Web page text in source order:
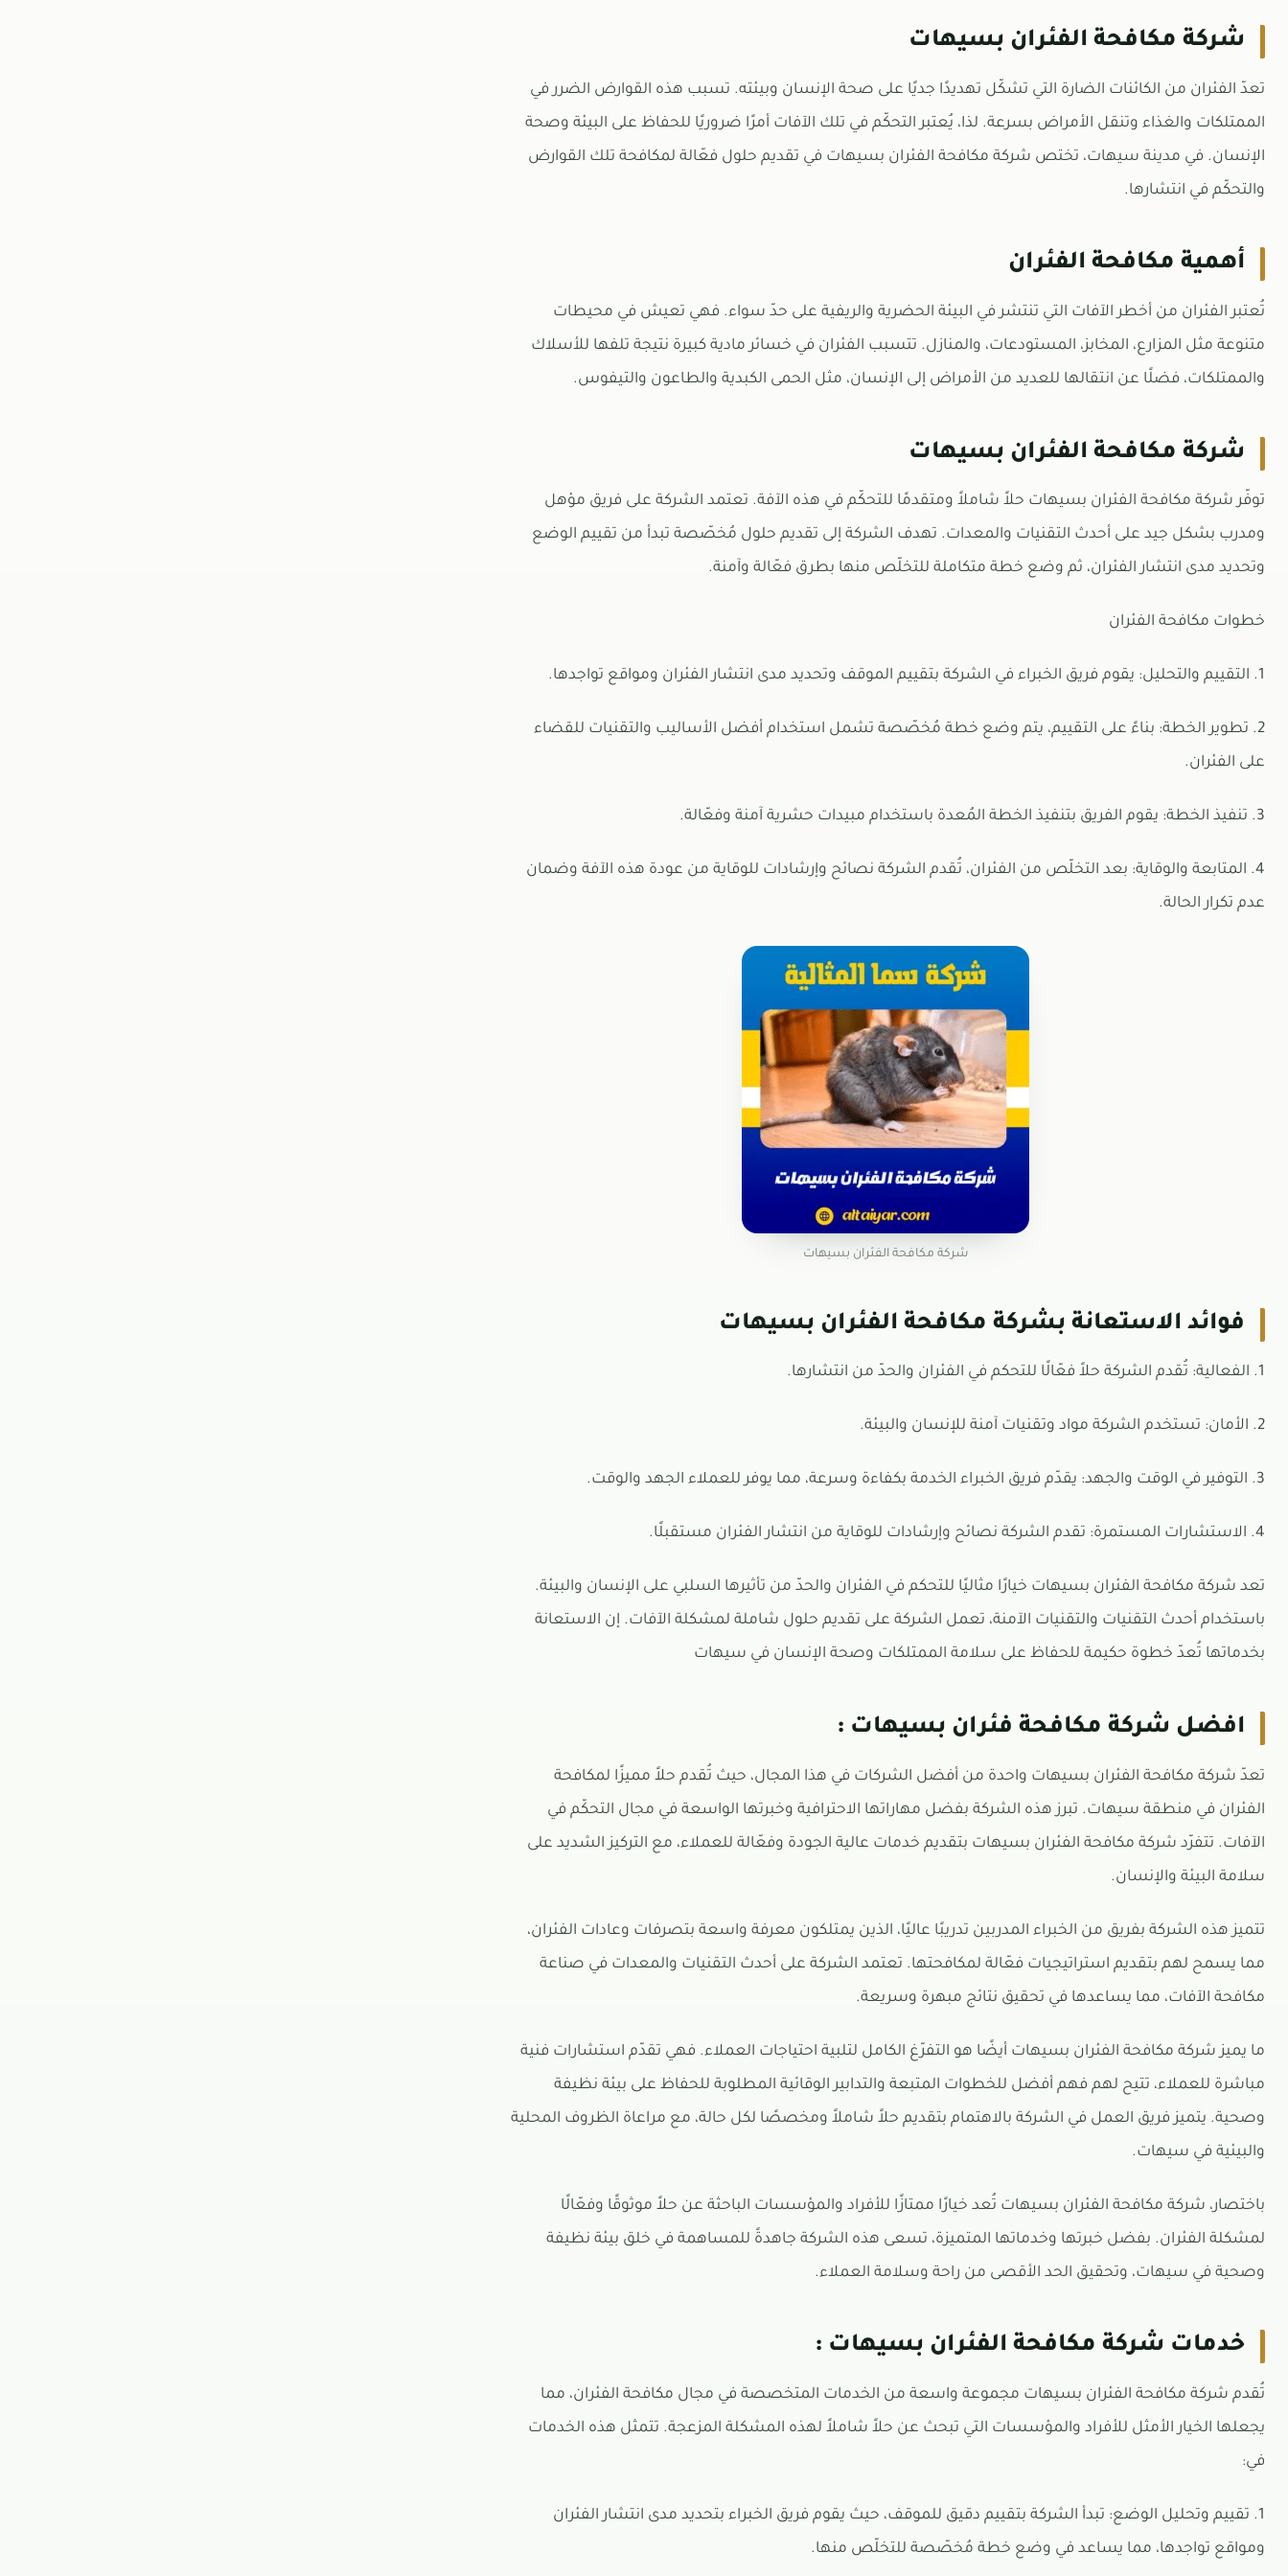
شركة مكافحة الفئران بسيهات
تعدّ الفئران من الكائنات الضارة التي تشكّل تهديدًا جديًا على صحة الإنسان وبيئته. تسبب هذه القوارض الضرر في
الممتلكات والغذاء وتنقل الأمراض بسرعة. لذا، يُعتبر التحكّم في تلك الآفات أمرًا ضروريًا للحفاظ على البيئة وصحة
الإنسان. في مدينة سيهات، تختص شركة مكافحة الفئران بسيهات في تقديم حلول فعّالة لمكافحة تلك القوارض
والتحكّم في انتشارها.
أهمية مكافحة الفئران
تُعتبر الفئران من أخطر الآفات التي تنتشر في البيئة الحضرية والريفية على حدّ سواء. فهي تعيش في محيطات
متنوعة مثل المزارع، المخابز، المستودعات، والمنازل. تتسبب الفئران في خسائر مادية كبيرة نتيجة تلفها للأسلاك
والممتلكات، فضلًا عن انتقالها للعديد من الأمراض إلى الإنسان، مثل الحمى الكبدية والطاعون والتيفوس.
شركة مكافحة الفئران بسيهات
توفّر شركة مكافحة الفئران بسيهات حلاً شاملاً ومتقدمًا للتحكّم في هذه الآفة. تعتمد الشركة على فريق مؤهل
ومدرب بشكل جيد على أحدث التقنيات والمعدات. تهدف الشركة إلى تقديم حلول مُخصّصة تبدأ من تقييم الوضع
وتحديد مدى انتشار الفئران، ثم وضع خطة متكاملة للتخلّص منها بطرق فعّالة وآمنة.
خطوات مكافحة الفئران
1. التقييم والتحليل: يقوم فريق الخبراء في الشركة بتقييم الموقف وتحديد مدى انتشار الفئران ومواقع تواجدها.
2. تطوير الخطة: بناءً على التقييم، يتم وضع خطة مُخصّصة تشمل استخدام أفضل الأساليب والتقنيات للقضاء
على الفئران.
3. تنفيذ الخطة: يقوم الفريق بتنفيذ الخطة المُعدة باستخدام مبيدات حشرية آمنة وفعّالة.
4. المتابعة والوقاية: بعد التخلّص من الفئران، تُقدم الشركة نصائح وإرشادات للوقاية من عودة هذه الآفة وضمان
عدم تكرار الحالة.
شركة مكافحة الفئران بسيهات
فوائد الاستعانة بشركة مكافحة الفئران بسيهات
1. الفعالية: تُقدم الشركة حلاً فعّالًا للتحكم في الفئران والحدّ من انتشارها.
2. الأمان: تستخدم الشركة مواد وتقنيات آمنة للإنسان والبيئة.
3. التوفير في الوقت والجهد: يقدّم فريق الخبراء الخدمة بكفاءة وسرعة، مما يوفر للعملاء الجهد والوقت.
4. الاستشارات المستمرة: تقدم الشركة نصائح وإرشادات للوقاية من انتشار الفئران مستقبلًا.
تعد شركة مكافحة الفئران بسيهات خيارًا مثاليًا للتحكم في الفئران والحدّ من تأثيرها السلبي على الإنسان والبيئة.
باستخدام أحدث التقنيات والتقنيات الآمنة، تعمل الشركة على تقديم حلول شاملة لمشكلة الآفات. إن الاستعانة
بخدماتها تُعدّ خطوة حكيمة للحفاظ على سلامة الممتلكات وصحة الإنسان في سيهات
افضل شركة مكافحة فئران بسيهات :
تعدّ شركة مكافحة الفئران بسيهات واحدة من أفضل الشركات في هذا المجال، حيث تُقدم حلاً مميزًا لمكافحة
الفئران في منطقة سيهات. تبرز هذه الشركة بفضل مهاراتها الاحترافية وخبرتها الواسعة في مجال التحكّم في
الآفات. تتفرّد شركة مكافحة الفئران بسيهات بتقديم خدمات عالية الجودة وفعّالة للعملاء، مع التركيز الشديد على
سلامة البيئة والإنسان.
تتميز هذه الشركة بفريق من الخبراء المدربين تدريبًا عاليًا، الذين يمتلكون معرفة واسعة بتصرفات وعادات الفئران،
مما يسمح لهم بتقديم استراتيجيات فعّالة لمكافحتها. تعتمد الشركة على أحدث التقنيات والمعدات في صناعة
مكافحة الآفات، مما يساعدها في تحقيق نتائج مبهرة وسريعة.
ما يميز شركة مكافحة الفئران بسيهات أيضًا هو التفرّغ الكامل لتلبية احتياجات العملاء. فهي تقدّم استشارات فنية
مباشرة للعملاء، تتيح لهم فهم أفضل للخطوات المتبعة والتدابير الوقائية المطلوبة للحفاظ على بيئة نظيفة
وصحية. يتميز فريق العمل في الشركة بالاهتمام بتقديم حلاً شاملاً ومخصصًا لكل حالة، مع مراعاة الظروف المحلية
والبيئية في سيهات.
باختصار، شركة مكافحة الفئران بسيهات تُعد خيارًا ممتازًا للأفراد والمؤسسات الباحثة عن حلاً موثوقًا وفعّالًا
لمشكلة الفئران. بفضل خبرتها وخدماتها المتميزة، تسعى هذه الشركة جاهدةً للمساهمة في خلق بيئة نظيفة
وصحية في سيهات، وتحقيق الحد الأقصى من راحة وسلامة العملاء.
خدمات شركة مكافحة الفئران بسيهات :
تُقدم شركة مكافحة الفئران بسيهات مجموعة واسعة من الخدمات المتخصصة في مجال مكافحة الفئران، مما
يجعلها الخيار الأمثل للأفراد والمؤسسات التي تبحث عن حلاً شاملاً لهذه المشكلة المزعجة. تتمثل هذه الخدمات
في:
1. تقييم وتحليل الوضع: تبدأ الشركة بتقييم دقيق للموقف، حيث يقوم فريق الخبراء بتحديد مدى انتشار الفئران
ومواقع تواجدها، مما يساعد في وضع خطة مُخصّصة للتخلّص منها.